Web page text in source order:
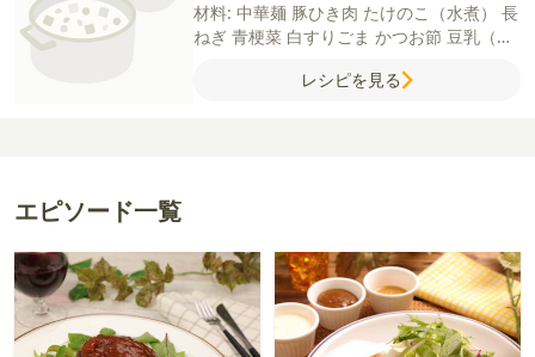
材料: 中華麺 豚ひき肉 たけのこ（水煮） 長
ねぎ 青梗菜 白すりごま かつお節 豆乳（ま
らスープ（顆粒）白すりごま
レシピを見る
エピソード一覧